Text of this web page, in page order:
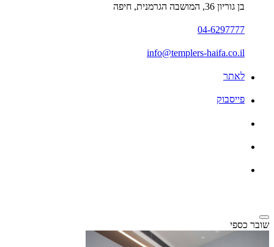
בן גוריון 36, המושבה הגרמנית, חיפה
04-6297777
info@templers-haifa.co.il
לאתר
פייסבוק
שובר כספי